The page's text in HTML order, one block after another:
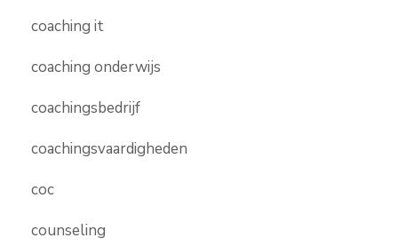
coaching it
coaching onderwijs
coachingsbedrijf
coachingsvaardigheden
coc
counseling